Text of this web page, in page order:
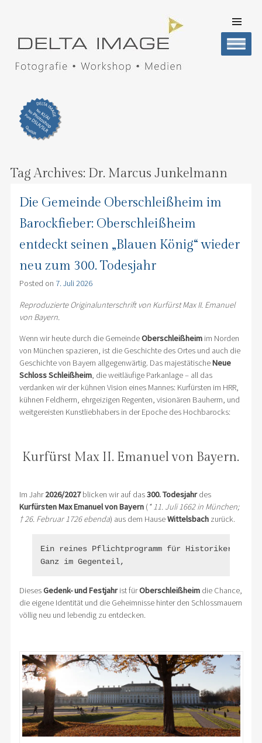
CONTENT
Tag Archives: Dr. Marcus Junkelmann
Die Gemeinde Oberschleißheim im
Barockfieber: Oberschleißheim
entdeckt seinen „Blauen König“ wieder
neu zum 300. Todesjahr
Posted on 7. Juli 2026
Reproduzierte Originalunterschrift von Kurfürst Max II. Emanuel
von Bayern.
Wenn wir heute durch die GemeindeOberschleißheimim Norden
von München spazieren, ist die Geschichte des Ortes und auch die
Geschichte von Bayern allgegenwärtig. Das majestätischeNeue
Schloss Schleißheim, die weitläufige Parkanlage – all das
verdanken wir der kühnen Vision eines Mannes: Kurfürsten im HRR,
kühnen Feldherrn, ehrgeizigen Regenten, visionären Bauherrn, und
weitgereisten Kunstliebhabers in der Epoche des Hochbarocks:
Kurfürst Max II. Emanuel von Bayern.
Im Jahr2026/2027blicken wir auf das300. Todesjahrdes
Kurfürsten Max Emanuel von Bayern(* 11. Juli 1662 in München;
† 26. Februar 1726 ebenda) aus dem HauseWittelsbachzurück.
Ein reines Pflichtprogramm für Historiker?
Ganz im Gegenteil,
DiesesGedenk- und Festjahrist fürOberschleißheimdie Chance,
die eigene Identität und die Geheimnisse hinter den Schlossmauern
völlig neu und lebendig zu entdecken.